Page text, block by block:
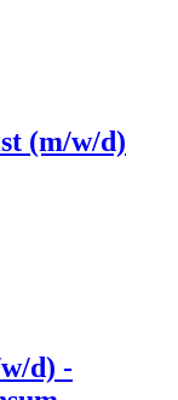
(m/w/d)
d) -